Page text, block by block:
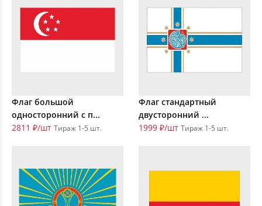
Флаг большой
односторонний с п...
2811 ₽/шт Тираж 1-5 шт.
Флаг стандартный
двусторонний ...
1999 ₽/шт Тираж 1-5 шт.